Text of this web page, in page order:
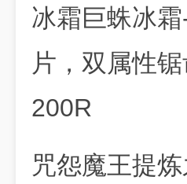
冰霜巨蛛冰
片，双属性
200R
咒怨魔王提